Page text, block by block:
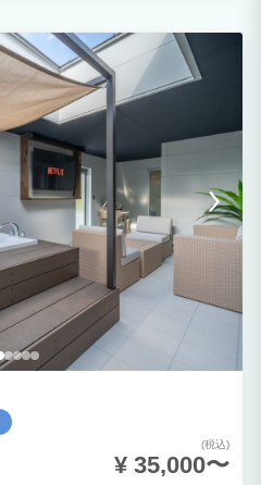
(税込)
¥ 35,000〜